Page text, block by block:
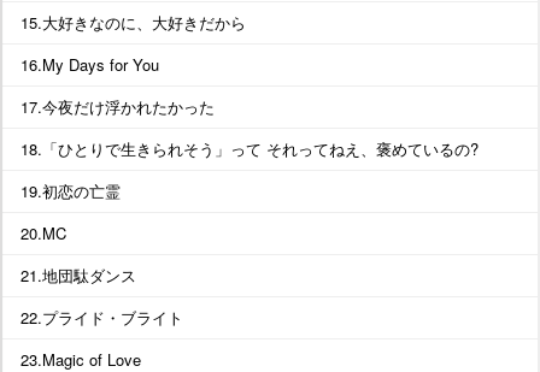
15.大好きなのに、大好きだから
16.My Days for You
17.今夜だけ浮かれたかった
18.「ひとりで生きられそう」って それってねえ、褒めているの?
19.初恋の亡霊
20.MC
21.地団駄ダンス
22.プライド・ブライト
23.Magic of Love